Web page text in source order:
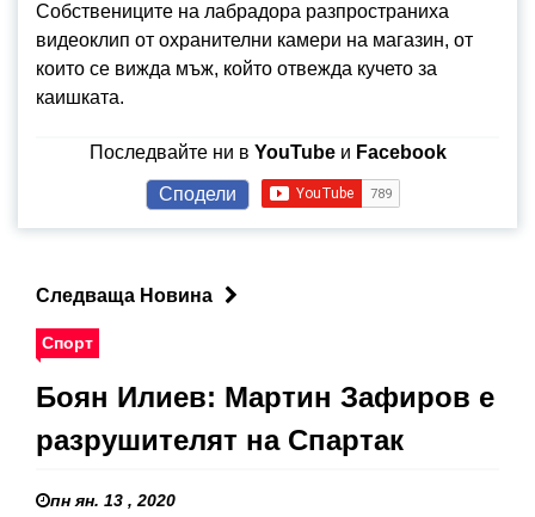
Собствениците на лабрадора разпространиха
видеоклип от охранителни камери на магазин, от
които се вижда мъж, който отвежда кучето за
каишката.
Последвайте ни в YouTubeи Facebook
Сподели
Следваща Новина
Спорт
Боян Илиев: Мартин Зафиров е
разрушителят на Спартак
пн ян. 13 , 2020